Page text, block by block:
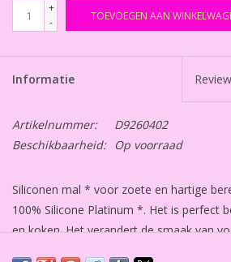
+
-
TOEVOEGEN AAN
Informatie
Artikelnummer:
D9260402
Beschikbaarheid:
Op voorraad
Siliconen mal * voor zoete en hartige
100% Silicone Platinum *. Het is perfect
en koken. Het verandert de smaak van